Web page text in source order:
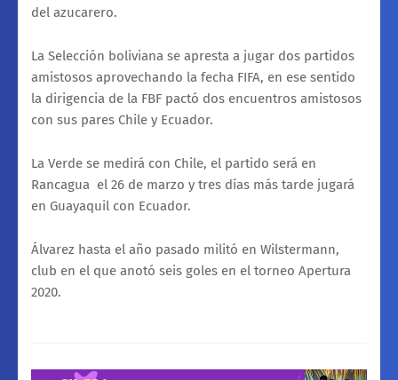
del azucarero.
La Selección boliviana se apresta a jugar dos partidos
amistosos aprovechando la fecha FIFA, en ese sentido
la dirigencia de la FBF pactó dos encuentros amistosos
con sus pares Chile y Ecuador.
La Verde se medirá con Chile, el partido será en
Rancagua el 26 de marzo y tres días más tarde jugará
en Guayaquil con Ecuador.
Álvarez hasta el año pasado militó en Wilstermann,
club en el que anotó seis goles en el torneo Apertura
2020.